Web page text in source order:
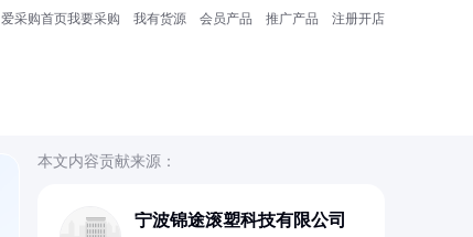
爱采购首页我要采购 我有货源 会员产品 推广产品 注册开店
本文内容贡献来源：
宁波锦途滚塑科技有限公司